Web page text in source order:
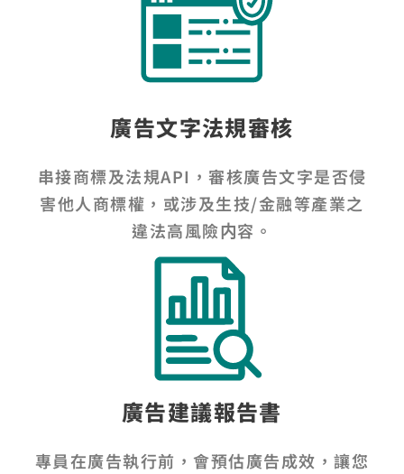
廣告文字法規審核
串接商標及法規API，審核廣告文字是否侵
害他人商標權，或涉及生技/金融等產業之
違法高風險内容。
廣告建議報告書
專員在廣告執行前，會預估廣告成效，讓您